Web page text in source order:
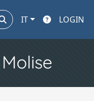
IT LOGIN